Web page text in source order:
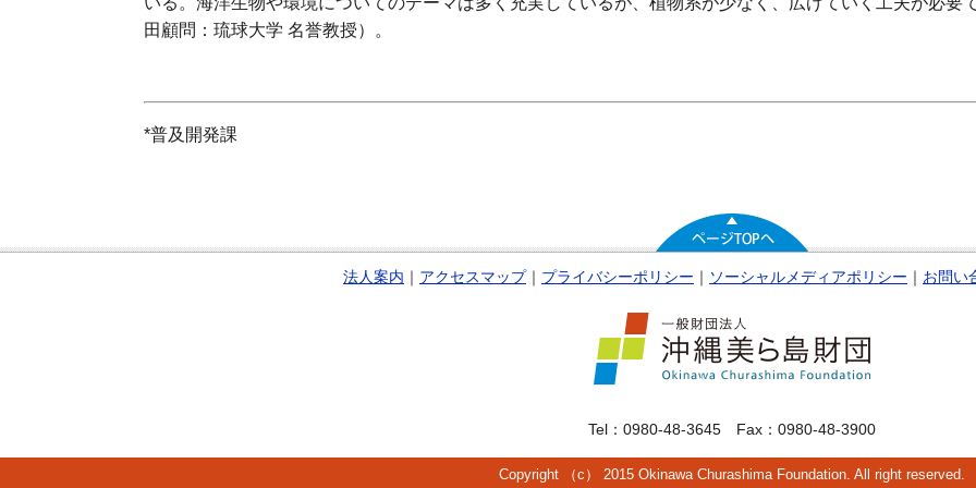
田顧問：琉球大学 名誉教授）。
*普及開発課
法人案内 ｜ アクセスマップ｜ プライバシーポリシー ｜ ソーシャルメディアポリシー ｜ お問い
Tel：0980-48-3645 Fax：0980-48-3900
Copyright （c） 2015 Okinawa Churashima Foundation. All right reserved.